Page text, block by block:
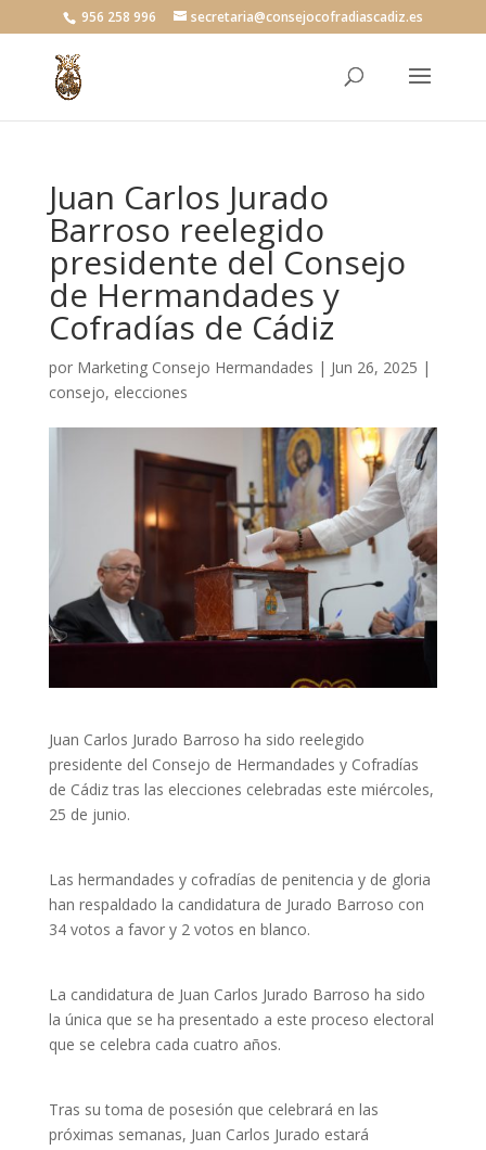
956 258 996 secretaria@consejocofradiascadiz.es
Juan Carlos Jurado
Barroso reelegido
presidente del Consejo
de Hermandades y
Cofradías de Cádiz
por Marketing Consejo Hermandades | Jun 26, 2025 |
consejo, elecciones
Juan Carlos Jurado Barroso ha sido reelegido
presidente del Consejo de Hermandades y Cofradías
de Cádiz tras las elecciones celebradas este miércoles,
25 de junio.
Las hermandades y cofradías de penitencia y de gloria
han respaldado la candidatura de Jurado Barroso con
34 votos a favor y 2 votos en blanco.
La candidatura de Juan Carlos Jurado Barroso ha sido
la única que se ha presentado a este proceso electoral
que se celebra cada cuatro años.
Tras su toma de posesión que celebrará en las
próximas semanas, Juan Carlos Jurado estará